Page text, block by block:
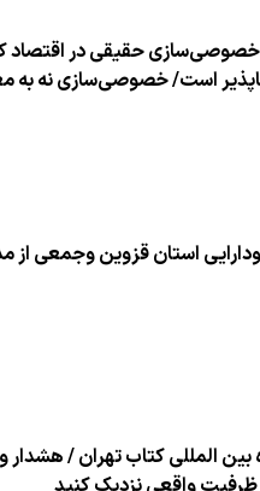
حقیقی در اقتصاد
است/ خصوصی‌سازی نه به
استان قزوین وجمعی از